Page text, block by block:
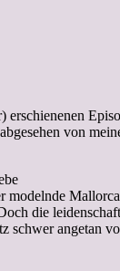
von
modelnde
die
schwer angetan